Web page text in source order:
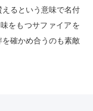
るという意味で名付
をもつサファイアを
確かめ合うのも素敵